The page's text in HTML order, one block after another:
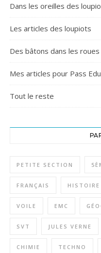
Dans les oreilles des
Les articles des loupiots
Des bâtons dans les roues
Mes articles pour Pass
Tout le reste
PETITE SECTION
FRANÇAIS HISTOIRE
VOILE EMC
SVT JULES VERNE
CHIMIE TECHNO